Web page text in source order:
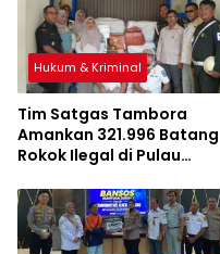
Hukum & Kriminal
Tim Satgas Tambora
Amankan 321.996 Batang
Rokok Ilegal di Pulau